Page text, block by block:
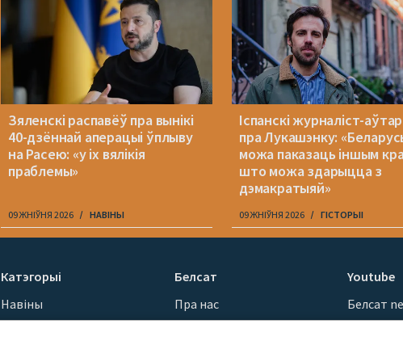
Зяленскі распавёў пра вынікі
40-дзённай аперацыі ўплыву
на Расею: «у іх вялікія
праблемы»
09 ЖНІЎНЯ 2026 НАВІНЫ
Іспанскі журналіст-аўтар
пра Лукашэнку:
можа паказаць іншым
што можа здарыцца з
дэмакратыяй»
09 ЖНІЎНЯ 2026 ГІСТОРЫІ
Катэгорыі
Навіны
Вайна
Белсат
Пра нас
Кантакты
Youtube
Белсат
Белсат